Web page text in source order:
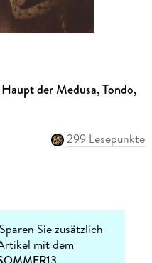
der Medusa, Tondo,
299 Lesepunkte
Sie zusätzlich
mit dem